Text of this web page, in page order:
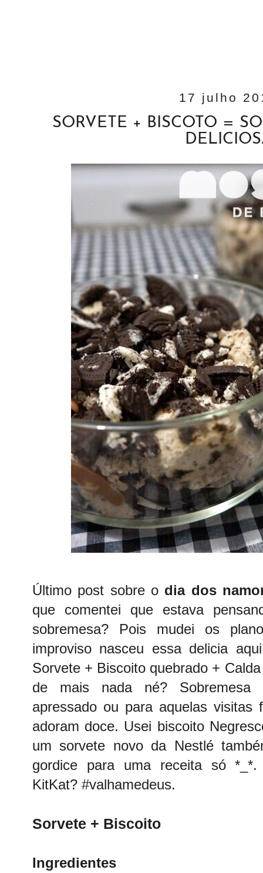
17 julho
SORVETE + BISCOTO =
Último post sobre o dia dos
que comentei que estava
sobremesa? Pois mudei os
improviso nasceu essa delicia
Sorvete + Biscoito quebrado +
de mais nada né? Sobremesa
apressado ou para aquelas visitas
adoram doce. Usei biscoito
um sorvete novo da Nestlé
gordice para uma receita só
KitKat? #valhamedeus.
Sorvete + Biscoito
Ingredientes